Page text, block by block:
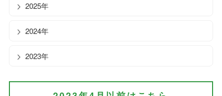
2025年
2024年
2023年